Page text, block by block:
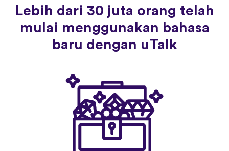
Lebih dari 30 juta orang telah
mulai menggunakan bahasa
baru dengan uTalk